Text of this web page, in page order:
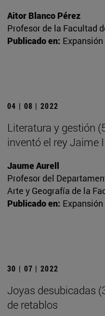
Aitor Blanco Pérez
Profesor de la Facultad
Publicado en: Expansión
04 | 08 | 2022
Literatura y gestión
inventó el rey Jaime
Jaume Aurell
Profesor del
Arte y Geografía de la
Publicado en: Expansión
30 | 07 | 2022
Joyas desubicadas
de retablos